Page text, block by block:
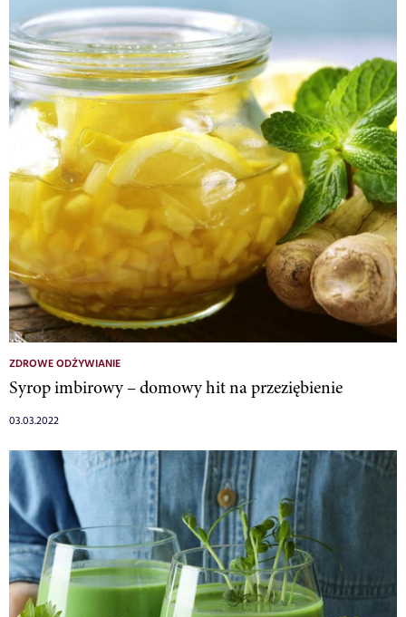
ZDROWE ODŻYWIANIE
Syrop imbirowy – domowy hit na przeziębienie
03.03.2022